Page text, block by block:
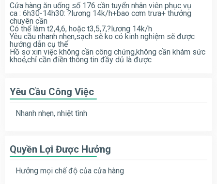
Cửa hàng ăn uống số 176 cần tuyển nhân viên phục vụ
ca : 6h30-14h30: ?lương 14k/h+bao cơm trưa+ thưởng
chuyên cần
Có thể làm t2,4,6, hoặc t3,5,7,?lương 14k/h
Yêu cầu nhanh nhẹn,sạch sẽ ko có kinh nghiệm sẽ được
hướng dẫn cụ thể
Hồ sơ xin việc không cần công chứng,không cần khám sức
khoẻ,chỉ cần điền thông tin đầy dủ là được
Yêu Cầu Công Việc
Nhanh nhẹn, nhiệt tình
Quyền Lợi Được Hưởng
Hưởng mọi chế độ của cửa hàng